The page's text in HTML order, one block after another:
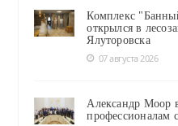
Комплекс
открылся в
Ялуторовска
07 августа 2026
Александр Моор
профессионалам